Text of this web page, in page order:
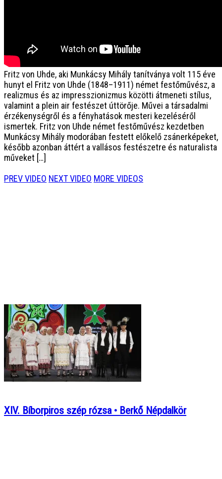
Fritz von Uhde, aki Munkácsy Mihály tanítványa volt 115 éve
hunyt el Fritz von Uhde (1848–1911) német festőművész, a
realizmus és az impresszionizmus közötti átmeneti stílus,
valamint a plein air festészet úttörője. Művei a társadalmi
érzékenységről és a fényhatások mesteri kezeléséről
ismertek. Fritz von Uhde német festőművész kezdetben
Munkácsy Mihály modorában festett előkelő zsánerképeket,
később azonban áttért a vallásos festészetre és naturalista
műveket […]
PREV VIDEO NEXT VIDEO MORE VIDEOS
XIV. Bíborpiros szép rózsa • Berkő Népdalkör